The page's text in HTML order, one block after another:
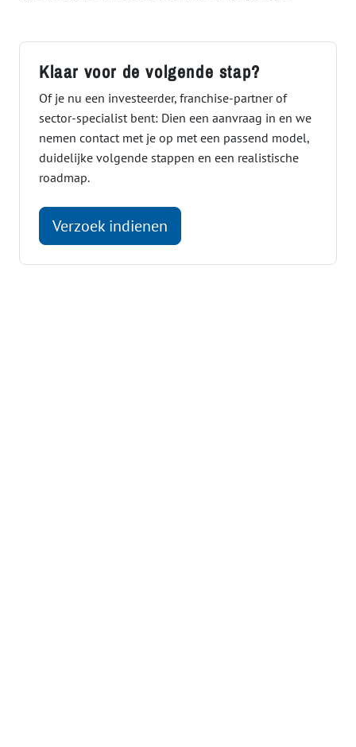
Klaar voor de volgende stap?
Of je nu een investeerder, franchise-partner of
sector-specialist bent: Dien een aanvraag in en we
nemen contact met je op met een passend model,
duidelijke volgende stappen en een realistische
roadmap.
Verzoek indienen